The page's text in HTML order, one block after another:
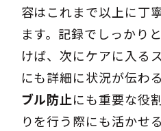
容はこれまで以上に丁
ます。記録でしっかり
けば、次にケアに入る
にも詳細に状況が伝わ
ブル防止にも重要な役
りを行う際にも活かせ